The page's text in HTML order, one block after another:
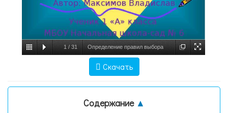
1 / 31 Определение правил выбора
Скачать
Содержание ▲